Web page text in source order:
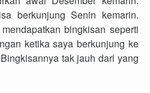
berkunjung Senin kemarin.
bingkisan seperti
ketika saya berkunjung ke
tak jauh dari yang